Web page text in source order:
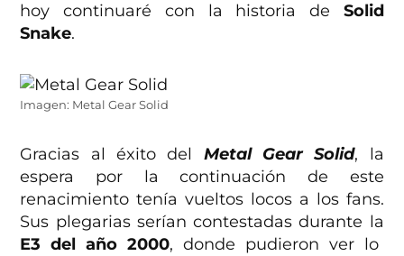
hoy continuaré con la historia de Solid
Snake.
Imagen: Metal Gear Solid
Gracias al éxito del Metal Gear Solid, la
espera por la continuación de este
renacimiento tenía vueltos locos a los fans.
Sus plegarias serían contestadas durante la
E3 del año 2000, donde pudieron ver lo